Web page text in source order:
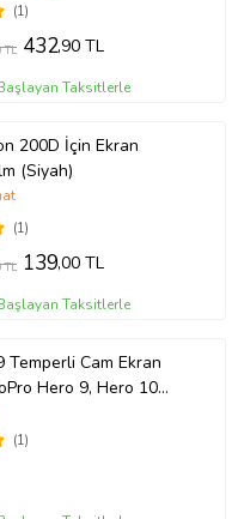
(1)
TL 432,90 TL
Taksitlerle
200D İçin Ekran
(Siyah)
(1)
TL 139,00 TL
Taksitlerle
Temperli Cam Ekran
Hero 9, Hero 10
(1)